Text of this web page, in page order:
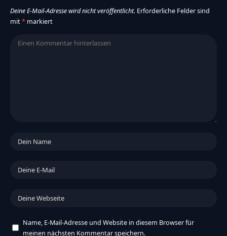
Deine E-Mail-Adresse wird nicht veröffentlicht. Erforderliche Felder sind
mit* markiert
Name, E-Mail-Adresse und Website in diesem Browser für
meinen nächsten Kommentar speichern.